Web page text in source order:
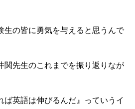
の皆に勇気を与えると思うんで
生のこれまでを振り返りなが
語は伸びるんだ』っていうイ